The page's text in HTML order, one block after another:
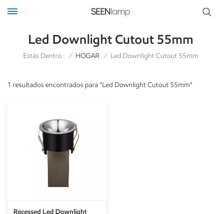
Led Downlight Cutout 55mm
Estás Dentro : / HOGAR / Led Downlight Cutout 55mm
1 resultados encontrados para "Led Downlight Cutout 55mm"
Recessed Led Downlight